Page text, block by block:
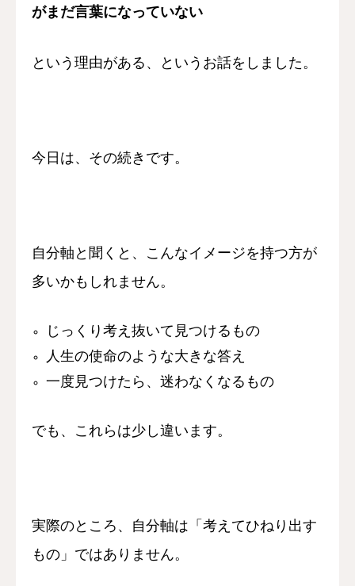
がまだ言葉になっていない
という理由がある、というお話をしました。
今日は、その続きです。
自分軸と聞くと、 こんなイメージを持つ方が
多いかもしれません。
じっくり考え抜いて見つけるもの
人生の使命のような大きな答え
一度見つけたら、迷わなくなるもの
でも、これらは少し違います。
実際のところ、 自分軸は「考えてひねり出す
もの」ではありません。